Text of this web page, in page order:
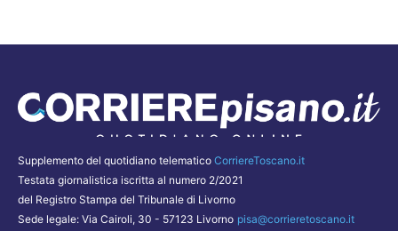
Supplemento del quotidiano telematico CorriereToscano.it
Testata giornalistica iscritta al numero 2/2021
del Registro Stampa del Tribunale di Livorno
Sede legale: Via Cairoli, 30 - 57123 Livorno pisa@corrieretoscano.it